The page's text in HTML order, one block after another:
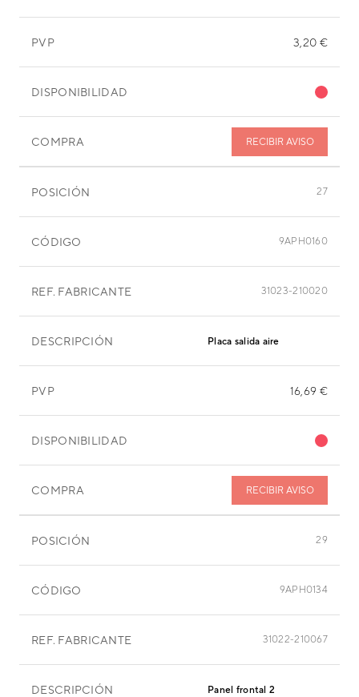
PVP 3,20 €
DISPONIBILIDAD
COMPRA RECIBIR AVISO
POSICIÓN 27
CÓDIGO 9APH0160
REF. FABRICANTE 31023-210020
DESCRIPCIÓN Placa salida aire
PVP 16,69 €
DISPONIBILIDAD
COMPRA RECIBIR AVISO
POSICIÓN 29
CÓDIGO 9APH0134
REF. FABRICANTE 31022-210067
DESCRIPCIÓN Panel frontal 2